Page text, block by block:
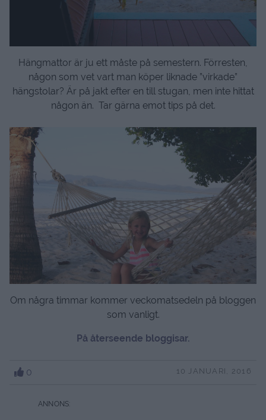
Hängmattor är ju ett måste på semestern. Förresten,
någon som vet vart man köper liknade ”virkade”
hängstolar? Är på jakt efter en till stugan, men inte hittat
någon än. Tar gärna emot tips på det.
Om några timmar kommer veckomatsedeln på bloggen
som vanligt.
På återseende bloggisar.
0 10 JANUARI, 2016